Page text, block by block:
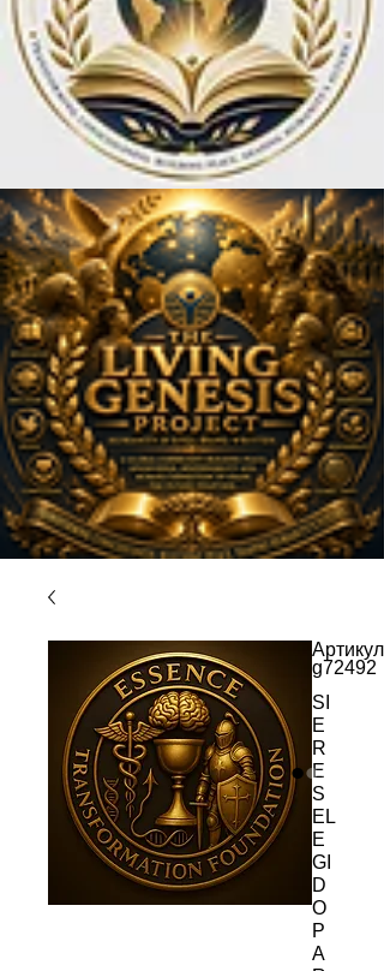
Артикул:
g72492
SI
E
R
E
S
EL
E
GI
D
O
P
A